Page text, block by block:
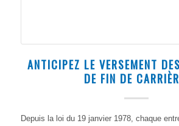
ANTICIPEZ LE VERSEMENT
DE FIN DE
Depuis la loi du 19 janvier 1978, chaque